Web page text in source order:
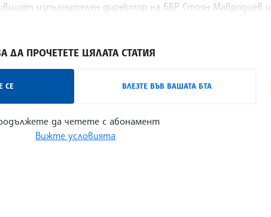
изпълнителен директор на ББР Стоян Мавродиев и
ДА ПРОЧЕТЕТЕ ЦЯЛАТА СТАТИЯ
СЕ ВЛЕЗТЕ ВЪВ ВАШАТА БТА
да четете с абонамент
Вижте условията